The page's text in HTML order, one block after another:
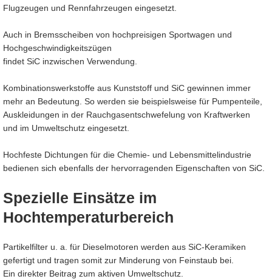
Flugzeugen und Rennfahrzeugen eingesetzt.
Auch in Bremsscheiben von hochpreisigen Sportwagen und
Hochgeschwindigkeitszügen
findet SiC inzwischen Verwendung.
Kombinationswerkstoffe aus Kunststoff und SiC gewinnen immer
mehr an Bedeutung. So werden sie beispielsweise für Pumpenteile,
Auskleidungen in der Rauchgasentschwefelung von Kraftwerken
und im Umweltschutz eingesetzt.
Hochfeste Dichtungen für die Chemie- und Lebensmittelindustrie
bedienen sich ebenfalls der hervorragenden Eigenschaften von SiC.
Spezielle Einsätze im
Hochtemperaturbereich
Partikelfilter u. a. für Dieselmotoren werden aus SiC-Keramiken
gefertigt und tragen somit zur Minderung von Feinstaub bei.
Ein direkter Beitrag zum aktiven Umweltschutz.